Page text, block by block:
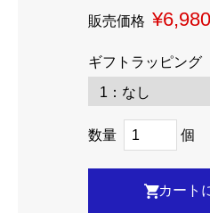
販売価格 ¥6,980
ギフトラッピング
数量 個